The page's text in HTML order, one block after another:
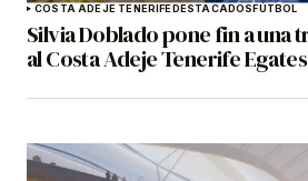
COSTA ADEJE TENERIFEDESTACADOSFÚTBOL
Silvia Doblado pone fin a una
al Costa Adeje Tenerife